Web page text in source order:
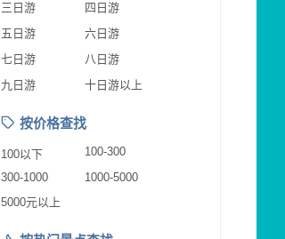
三日游
四日游
五日游
六日游
七日游
八日游
九日游
十日游以上
按价格查找
100以下
100-300
300-1000
1000-5000
5000元以上